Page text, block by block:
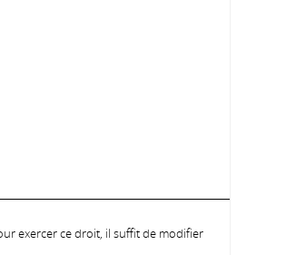
exercer ce droit, il suffit de modifier